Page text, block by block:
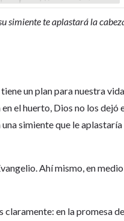
simiente te aplastará la
un plan para nuestra
el huerto, Dios no los dejó
simiente que le
Ahí mismo, en
claramente: en la promesa